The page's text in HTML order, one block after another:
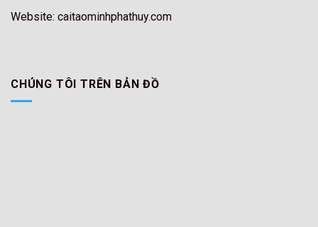
Website: caitaominhphathuy.com
CHÚNG TÔI TRÊN BẢN ĐỒ